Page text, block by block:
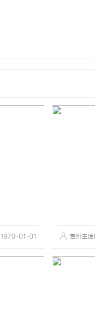
1970-01-01 吉州生活